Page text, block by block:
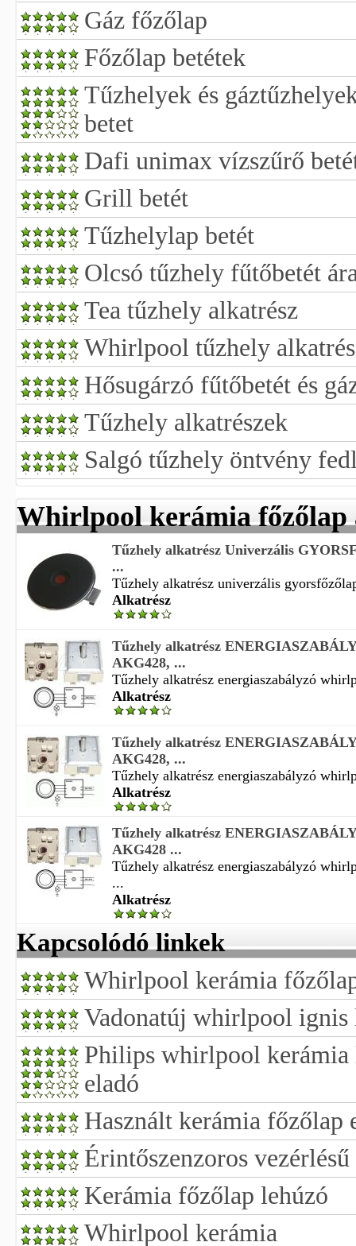
Gáz főzőlap
Főzőlap betétek
Tűzhelyek és
betet
Dafi unimax vízszűrő
Grill betét
Tűzhelylap betét
Olcsó tűzhely fűtőbetét
Tea tűzhely alkatrész
Whirlpool tűzhely
Hősugárzó fűtőbetét és
Tűzhely alkatrészek
Salgó tűzhely öntvény
Whirlpool kerámia főzőlap
Tűzhely alkatrész Univerzális
...
Tűzhely alkatrész univerzális
Alkatrész
Tűzhely alkatrész
AKG428, ...
Tűzhely alkatrész energiaszabályzó
Alkatrész
Tűzhely alkatrész
AKG428, ...
Tűzhely alkatrész energiaszabályzó
Alkatrész
Tűzhely alkatrész
AKG428 ...
Tűzhely alkatrész energiaszabályzó
...
Alkatrész
Kapcsolódó linkek
Whirlpool kerámia
Vadonatúj whirlpool ignis
Philips whirlpool
eladó
Használt kerámia főzőlap
Érintőszenzoros
Kerámia főzőlap lehúzó
Whirlpool kerámia